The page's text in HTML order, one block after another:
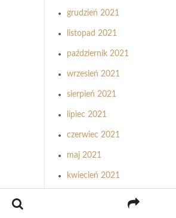
grudzień 2021
listopad 2021
październik 2021
wrzesień 2021
sierpień 2021
lipiec 2021
czerwiec 2021
maj 2021
kwiecień 2021